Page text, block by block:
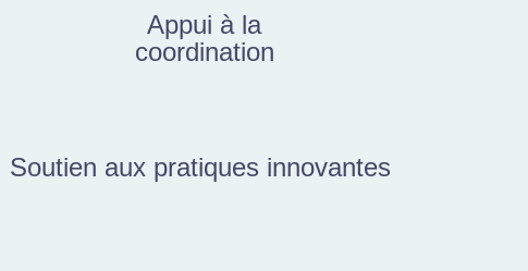
Appui à la
coordination
Soutien aux pratiques innovantes